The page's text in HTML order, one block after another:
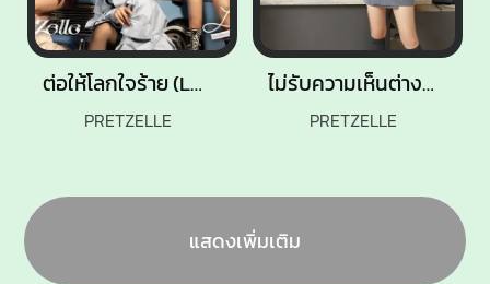
ไม่รับความเห็นต่าง(U R MINE)
PRETZELLE
ต่อให้โลกใจร้าย (Letter For My Dear)
PRETZELLE
แสดงเพิ่มเติม